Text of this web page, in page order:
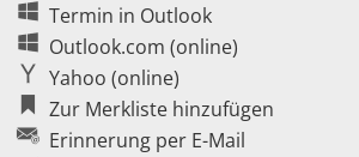
Termin in Outlook
Outlook.com (online)
Yahoo (online)
Zur Merkliste hinzufügen
Erinnerung per E-Mail